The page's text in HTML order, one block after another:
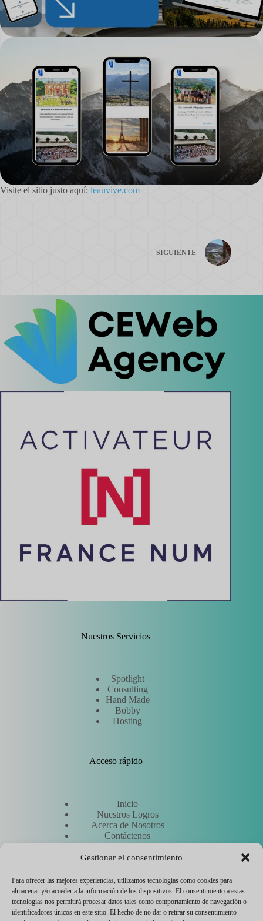
Gestionar el consentimiento
Para ofrecer las mejores experiencias, utilizamos tecnologías como cookies para
almacenar y/o acceder a la información de los dispositivos. El consentimiento a estas
tecnologías nos permitirá procesar datos tales como comportamiento de navegación o
identificadores únicos en este sitio. El hecho de no dar o retirar su consentimiento
Visite el sitio justo aquí: leauvive.com
SIGUIENTE
Nuestros Servicios
Spotlight
Consulting
Hand Made
Bobby
Hosting
Acceso rápido
Inicio
Nuestros Logros
Acerca de Nosotros
Contáctenos
Solicitar un presupuesto
Conozca a nuestros expertos
Otros